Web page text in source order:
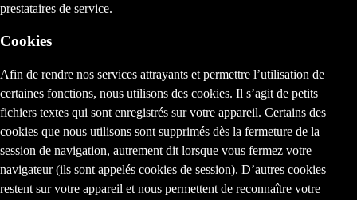
prestataires de service.
Cookies
Afin de rendre nos services attrayants et permettre l’utilisation de
certaines fonctions, nous utilisons des cookies. Il s’agit de petits
fichiers textes qui sont enregistrés sur votre appareil. Certains des
cookies que nous utilisons sont supprimés dès la fermeture de la
session de navigation, autrement dit lorsque vous fermez votre
navigateur (ils sont appelés cookies de session). D’autres cookies
restent sur votre appareil et nous permettent de reconnaître votre